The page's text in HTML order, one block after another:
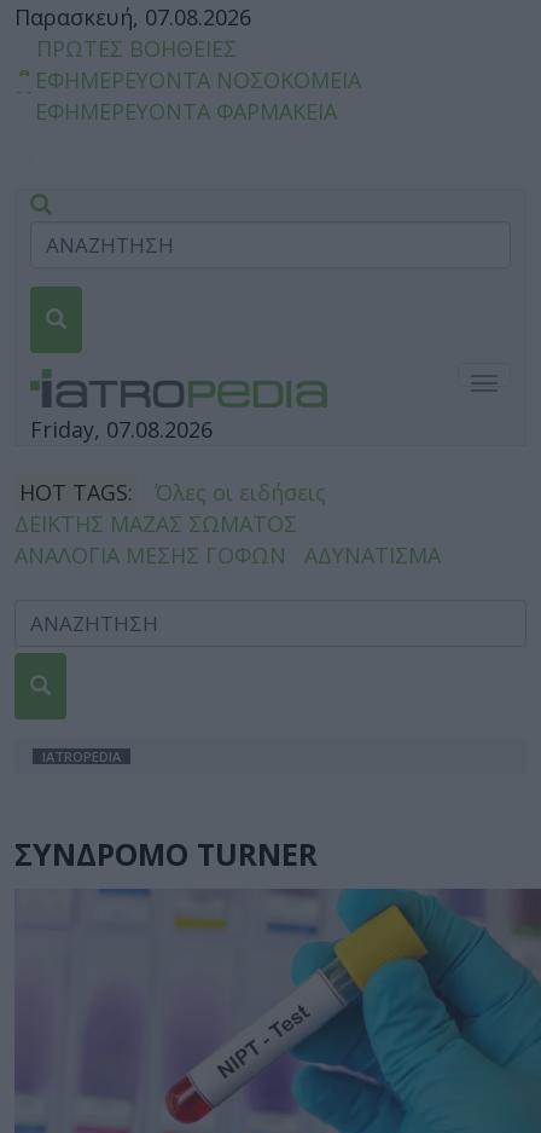
Παρασκευή, 07.08.2026
ΠΡΩΤΕΣ ΒΟΗΘΕΙΕΣ
ΕΦΗΜΕΡΕΥΟΝΤΑ ΝΟΣΟΚΟΜΕΙΑ
ΕΦΗΜΕΡΕΥΟΝΤΑ ΦΑΡΜΑΚΕΙΑ
Friday, 07.08.2026
HOT TAGS:
Όλες οι ειδήσεις
ΔΕΙΚΤΗΣ ΜΑΖΑΣ ΣΩΜΑΤΟΣ
ΑΝΑΛΟΓΙΑ ΜΕΣΗΣ ΓΟΦΩΝ
ΑΔΥΝΑΤΙΣΜΑ
IATROPEDIA
ΣΥΝΔΡΟΜΟ TURNER